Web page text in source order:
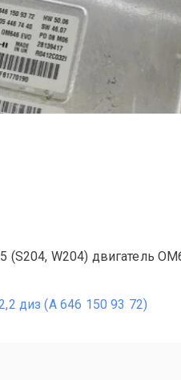
W204) двигатель
диз (A 646 150 93 72)